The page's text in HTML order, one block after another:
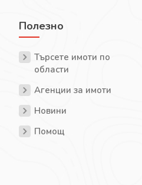
Полезно
Търсете имоти по
области
Агенции за имоти
Новини
Помощ